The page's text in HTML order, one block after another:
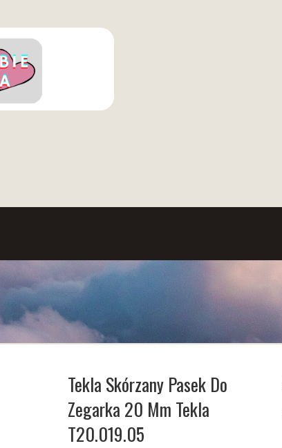
Tekla Skórzany Pasek Do
Zegarka 20 Mm Tekla
T20.019.05